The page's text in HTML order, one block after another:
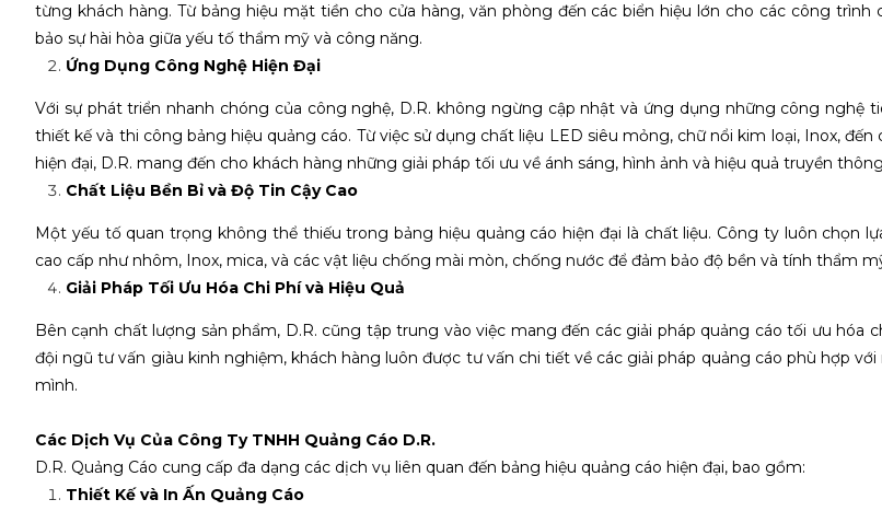
từng khách hàng. Từ bảng hiệu mặt tiền cho cửa hàng, văn phòng đến các biển hiệu lớn cho các công trình
bảo sự hài hòa giữa yếu tố thẩm mỹ và công năng.
Ứng Dụng Công Nghệ Hiện Đại
Với sự phát triển nhanh chóng của công nghệ, D.R. không ngừng cập nhật và ứng dụng những công nghệ
thiết kế và thi công bảng hiệu quảng cáo. Từ việc sử dụng chất liệu LED siêu mỏng, chữ nổi kim loại, Inox, đến
hiện đại, D.R. mang đến cho khách hàng những giải pháp tối ưu về ánh sáng, hình ảnh và hiệu quả truyền
Chất Liệu Bền Bỉ và Độ Tin Cậy Cao
Một yếu tố quan trọng không thể thiếu trong bảng hiệu quảng cáo hiện đại là chất liệu. Công ty luôn chọn
cao cấp như nhôm, Inox, mica, và các vật liệu chống mài mòn, chống nước để đảm bảo độ bền và tính thẩm
Giải Pháp Tối Ưu Hóa Chi Phí và Hiệu Quả
Bên cạnh chất lượng sản phẩm, D.R. cũng tập trung vào việc mang đến các giải pháp quảng cáo tối ưu hóa
đội ngũ tư vấn giàu kinh nghiệm, khách hàng luôn được tư vấn chi tiết về các giải pháp quảng cáo phù hợp với
mình.
Các Dịch Vụ Của Công Ty TNHH Quảng Cáo D.R.
D.R. Quảng Cáo cung cấp đa dạng các dịch vụ liên quan đến bảng hiệu quảng cáo hiện đại, bao gồm:
Thiết Kế và In Ấn Quảng Cáo